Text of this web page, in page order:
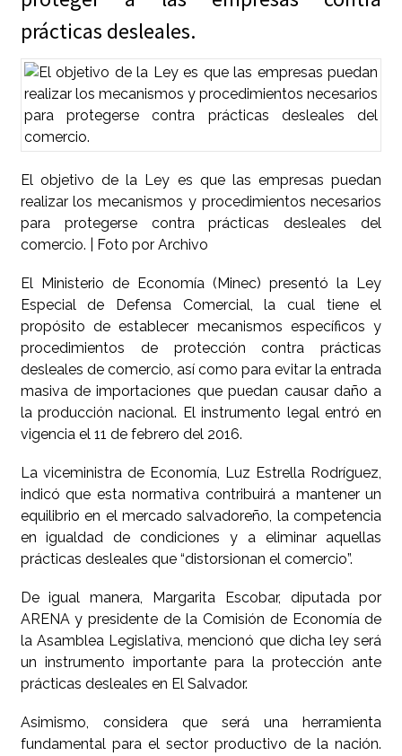
prácticas desleales.
El objetivo de la Ley es que las empresas puedan
realizar los mecanismos y procedimientos necesarios
para protegerse contra prácticas desleales del
comercio. | Foto por Archivo
El Ministerio de Economía (Minec) presentó la Ley
Especial de Defensa Comercial, la cual tiene el
propósito de establecer mecanismos específicos y
procedimientos de protección contra prácticas
desleales de comercio, así como para evitar la entrada
masiva de importaciones que puedan causar daño a
la producción nacional. El instrumento legal entró en
vigencia el 11 de febrero del 2016.
La viceministra de Economía, Luz Estrella Rodríguez,
indicó que esta normativa contribuirá a mantener un
equilibrio en el mercado salvadoreño, la competencia
en igualdad de condiciones y a eliminar aquellas
prácticas desleales que “distorsionan el comercio”.
De igual manera, Margarita Escobar, diputada por
ARENA y presidente de la Comisión de Economía de
la Asamblea Legislativa, mencionó que dicha ley será
un instrumento importante para la protección ante
prácticas desleales en El Salvador.
Asimismo, considera que será una herramienta
fundamental para el sector productivo de la nación.